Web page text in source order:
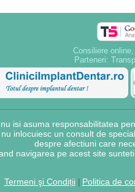
Consiliere
Parteneri:
isi asuma responsabilitatea
inlocuiesc un consult de
despre afectiuni care
navigarea pe acest site
Termeni şi Condiții| Politica de